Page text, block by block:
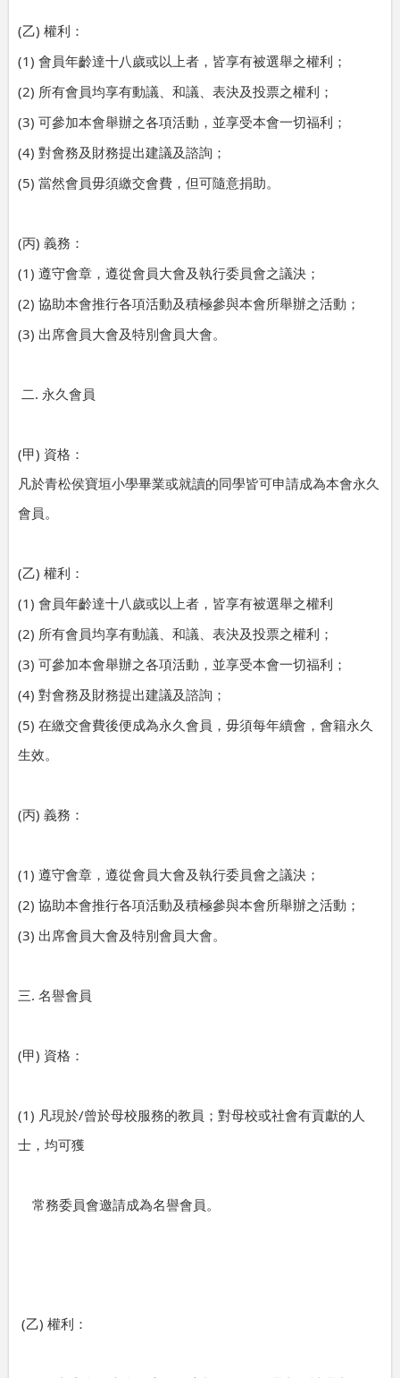
(乙) 權利：
(1) 會員年齡達十八歲或以上者，皆享有被選舉之權利；
(2) 所有會員均享有動議、和議、表決及投票之權利；
(3) 可參加本會舉辦之各項活動，並享受本會一切福利；
(4) 對會務及財務提出建議及諮詢；
(5) 當然會員毋須繳交會費，但可隨意捐助。
(丙) 義務：
(1) 遵守會章，遵從會員大會及執行委員會之議決；
(2) 協助本會推行各項活動及積極參與本會所舉辦之活動；
(3) 出席會員大會及特別會員大會。
二. 永久會員
(甲) 資格：
凡於青松侯寶垣小學畢業或就讀的同學皆可申請成為本會永久
會員。
(乙) 權利：
(1) 會員年齡達十八歲或以上者，皆享有被選舉之權利
(2) 所有會員均享有動議、和議、表決及投票之權利；
(3) 可參加本會舉辦之各項活動，並享受本會一切福利；
(4) 對會務及財務提出建議及諮詢；
(5) 在繳交會費後便成為永久會員，毋須每年續會，會籍永久
生效。
(丙) 義務：
(1) 遵守會章，遵從會員大會及執行委員會之議決；
(2) 協助本會推行各項活動及積極參與本會所舉辦之活動；
(3) 出席會員大會及特別會員大會。
三. 名譽會員
(甲) 資格：
(1) 凡現於/曾於母校服務的教員；對母校或社會有貢獻的人
士，均可獲
常務委員會邀請成為名譽會員。
(乙) 權利：